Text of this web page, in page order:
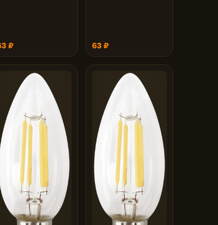
₽ 63 ₽